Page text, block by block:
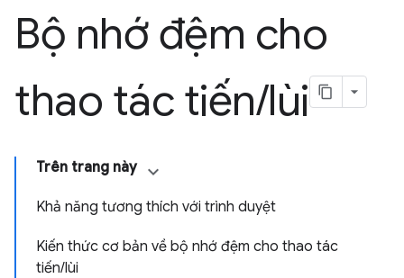
Bộ nhớ đệm cho
thao tác tiến/lùi
Trên trang này
Khả năng tương thích với trình duyệt
Kiến thức cơ bản về bộ nhớ đệm cho thao tác
tiến/lùi